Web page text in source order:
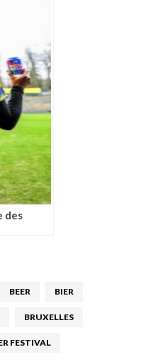
des
BEER BIER
BRUXELLES
FESTIVAL